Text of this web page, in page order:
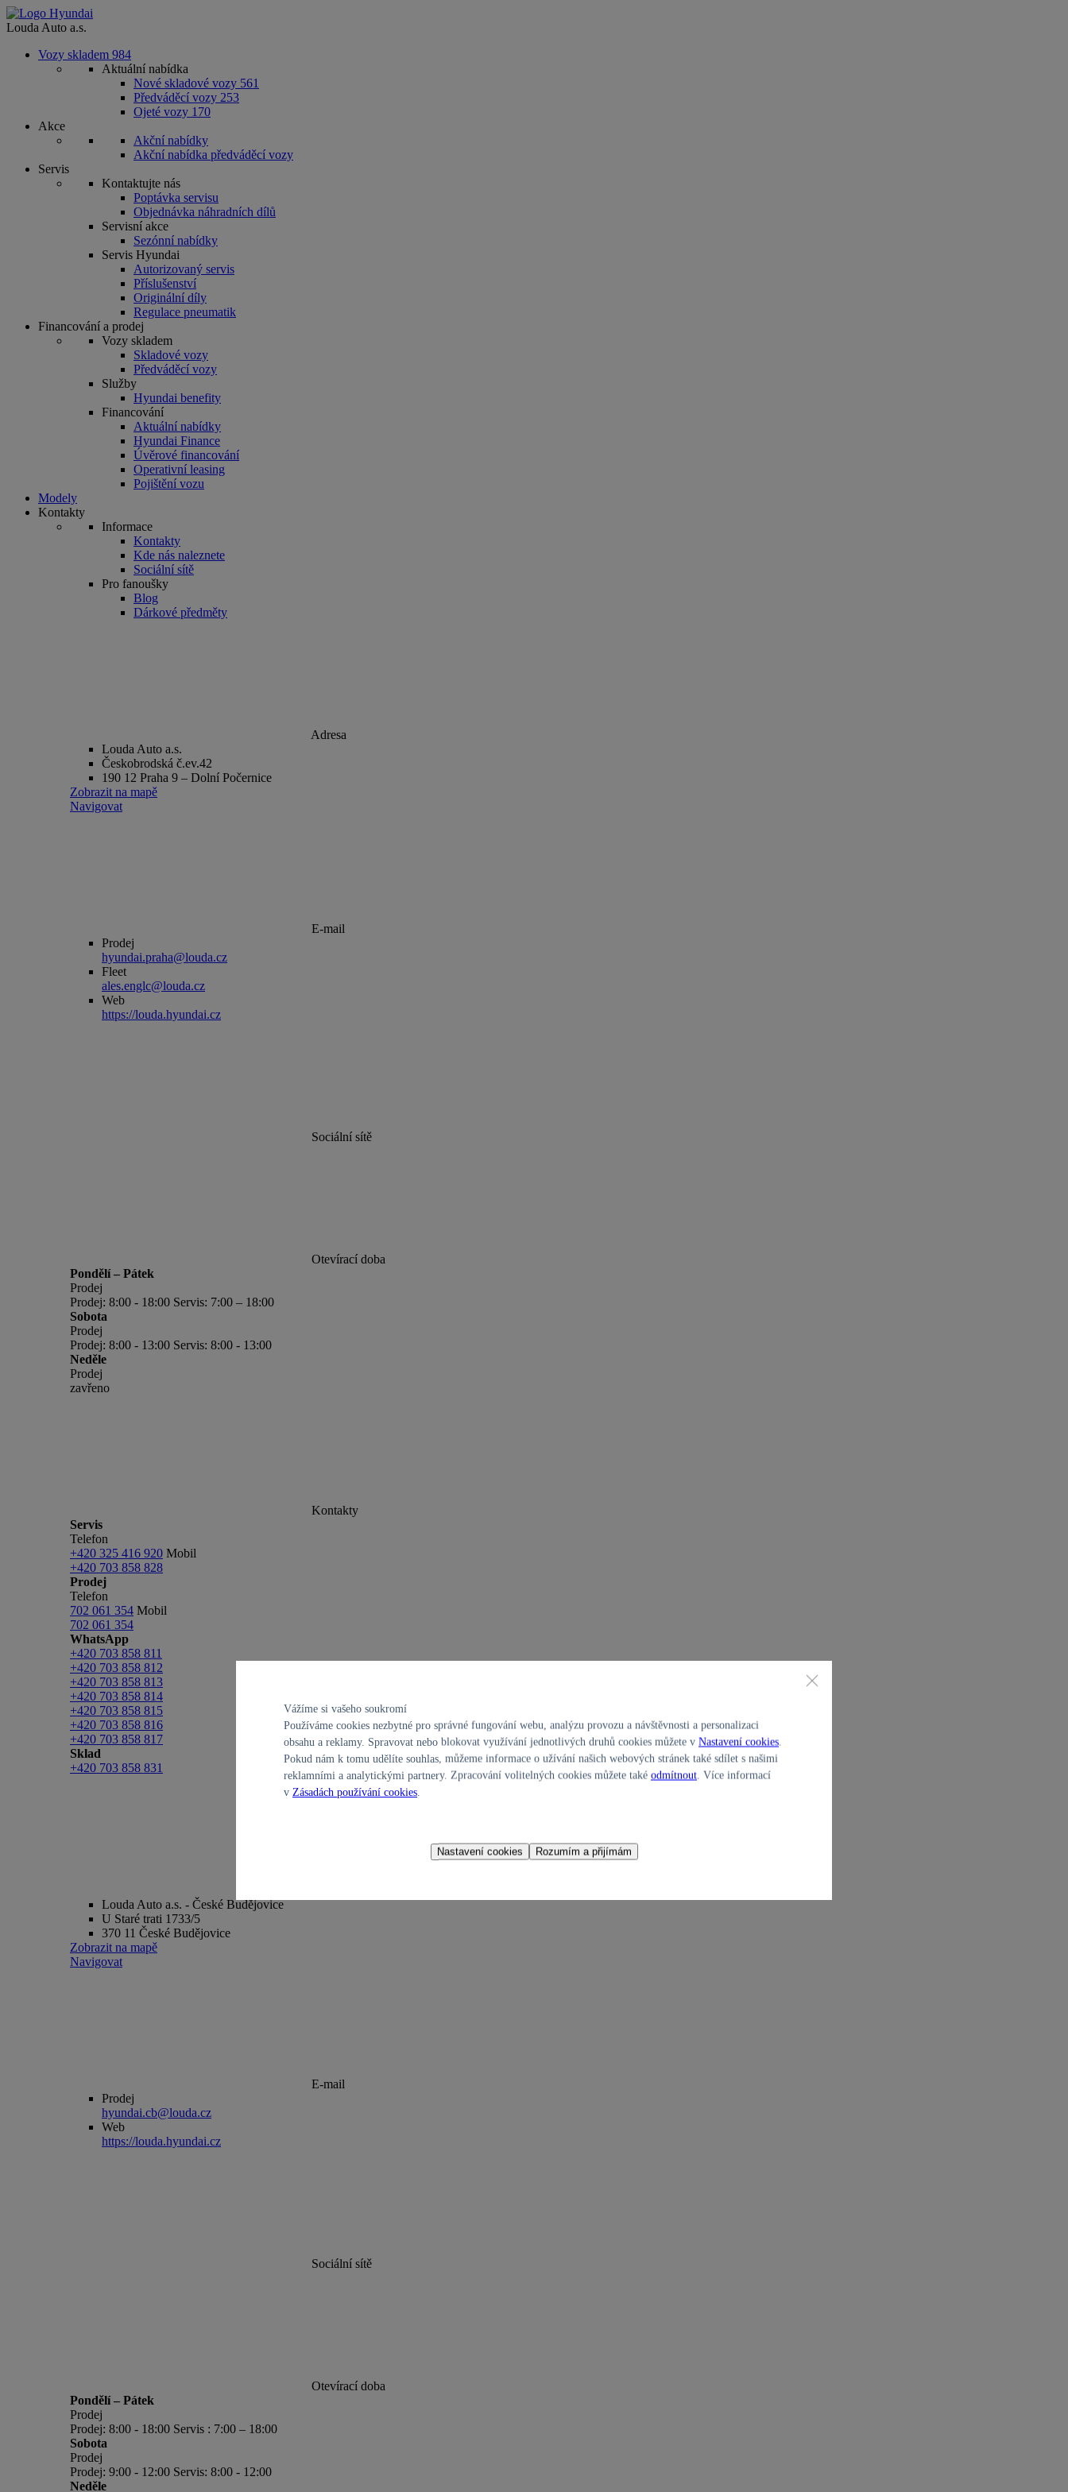
Louda Auto a.s.
Vozy skladem 984
Aktuální nabídka
Nové skladové vozy 561
Předváděcí vozy 253
Ojeté vozy 170
Akce
Akční nabídky
Akční nabídka předváděcí vozy
Servis
Kontaktujte nás
Poptávka servisu
Objednávka náhradních dílů
Servisní akce
Sezónní nabídky
Servis Hyundai
Autorizovaný servis
Příslušenství
Originální díly
Regulace pneumatik
Financování a prodej
Vozy skladem
Skladové vozy
Předváděcí vozy
Služby
Hyundai benefity
Financování
Aktuální nabídky
Hyundai Finance
Úvěrové financování
Operativní leasing
Pojištění vozu
Modely
Kontakty
Informace
Kontakty
Kde nás naleznete
Sociální sítě
Pro fanoušky
Blog
Dárkové předměty
Adresa
Louda Auto a.s.
Českobrodská č.ev.42
190 12 Praha 9 – Dolní Počernice
Zobrazit na mapě
Navigovat
E-mail
Prodej
hyundai.praha@louda.cz
Fleet
ales.englc@louda.cz
Web
https://louda.hyundai.cz
Sociální sítě
Otevírací doba
Pondělí – Pátek
Prodej
Prodej: 8:00 - 18:00 Servis: 7:00 – 18:00
Sobota
Prodej
Prodej: 8:00 - 13:00 Servis: 8:00 - 13:00
Neděle
Prodej
zavřeno
Kontakty
Servis
Telefon
+420 325 416 920 Mobil
+420 703 858 828
Prodej
Telefon
702 061 354 Mobil
702 061 354
WhatsApp
+420 703 858 811
+420 703 858 812
+420 703 858 813
+420 703 858 814
+420 703 858 815
+420 703 858 816
+420 703 858 817
Sklad
+420 703 858 831
Louda Auto a.s. - České Budějovice
U Staré trati 1733/5
370 11 České Budějovice
Zobrazit na mapě
Navigovat
E-mail
Prodej
hyundai.cb@louda.cz
Web
https://louda.hyundai.cz
Sociální sítě
Otevírací doba
Pondělí – Pátek
Prodej
Prodej: 8:00 - 18:00 Servis : 7:00 – 18:00
Sobota
Prodej
Prodej: 9:00 - 12:00 Servis: 8:00 - 12:00
Neděle
Vážíme si vašeho soukromí
Používáme cookies nezbytné pro správné fungování webu, analýzu provozu a návštěvnosti a personalizaci
obsahu a reklamy. Spravovat nebo blokovat využívání jednotlivých druhů cookies můžete v Nastavení cookies.
Pokud nám k tomu udělíte souhlas, můžeme informace o užívání našich webových stránek také sdílet s našimi
reklamními a analytickými partnery. Zpracování volitelných cookies můžete také odmítnout. Více informací
v Zásadách používání cookies
Nastavení cookies Rozumím a přijímám